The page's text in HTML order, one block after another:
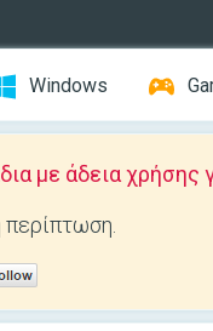
Windows
με άδεια χρήσης